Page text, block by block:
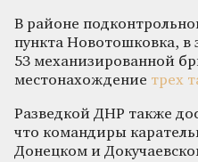
В районе
пункта Новотошковка, в
53 механизированной
местонахождение трех
Разведкой ДНР также
что командиры
Донецком и